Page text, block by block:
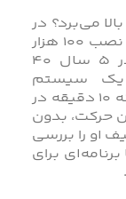
می‌برد؟ در
بسیاری از موارد، بله. در سنگاپور، با نصب ۱۰۰ هزار
دوربین هوشمند، جرائم خیابانی در ۵ سال ۴۰
یک سیستم
هوشمند، یک مرد را شناسایی کرد که ۱۰ دقیقه در
حرکت، بدون
او را بررسی
برای